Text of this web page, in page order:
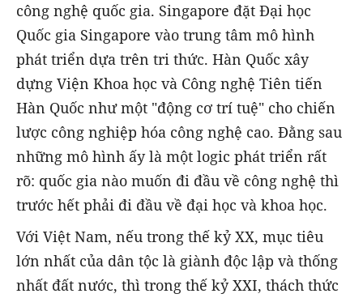
công nghệ quốc gia. Singapore đặt Đại học
Quốc gia Singapore vào trung tâm mô hình
phát triển dựa trên tri thức. Hàn Quốc xây
dựng Viện Khoa học và Công nghệ Tiên tiến
Hàn Quốc như một "động cơ trí tuệ" cho chiến
lược công nghiệp hóa công nghệ cao. Đằng sau
những mô hình ấy là một logic phát triển rất
rõ: quốc gia nào muốn đi đầu về công nghệ thì
trước hết phải đi đầu về đại học và khoa học.
Với Việt Nam, nếu trong thế kỷ XX, mục tiêu
lớn nhất của dân tộc là giành độc lập và thống
nhất đất nước, thì trong thế kỷ XXI, thách thức